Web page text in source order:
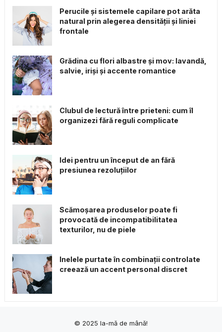
Perucile și sistemele capilare pot arăta
natural prin alegerea densității și liniei
frontale
Grădina cu flori albastre și mov: lavandă,
salvie, iriși și accente romantice
Clubul de lectură între prieteni: cum îl
organizezi fără reguli complicate
Idei pentru un început de an fără
presiunea rezoluțiilor
Scămoșarea produselor poate fi
provocată de incompatibilitatea
texturilor, nu de piele
Inelele purtate în combinații controlate
creează un accent personal discret
© 2025 Ia-mă de mână!